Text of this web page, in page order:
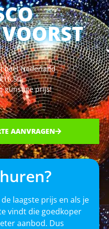
heel Nederland
gunstige prijs!
AANVRAGEN
laagste prijs en als je
vindt die goedkoper
aanbod. Dus